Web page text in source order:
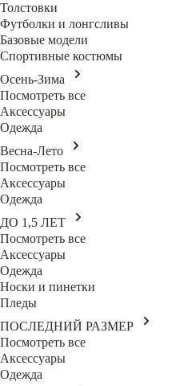
Толстовки
Футболки и лонгсливы
Базовые модели
Спортивные костюмы
Осень-Зима
Посмотреть все
Аксессуары
Одежда
Весна-Лето
Посмотреть все
Аксессуары
Одежда
ДО 1,5 ЛЕТ
Посмотреть все
Аксессуары
Одежда
Носки и пинетки
Пледы
ПОСЛЕДНИЙ РАЗМЕР
Посмотреть все
Аксессуары
Одежда